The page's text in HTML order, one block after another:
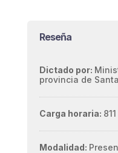
Reseña
Dictado por:
provincia de
Carga horaria:
Modalidad: